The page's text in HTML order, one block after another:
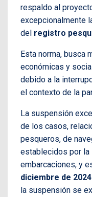
respaldo al
excepcionalmente
del registro
Esta norma, busca
económicas y
debido a la
el contexto de la
La suspensión
de los casos,
pesqueros, de
establecidos por la
embarcaciones, y
diciembre de
la suspensión se